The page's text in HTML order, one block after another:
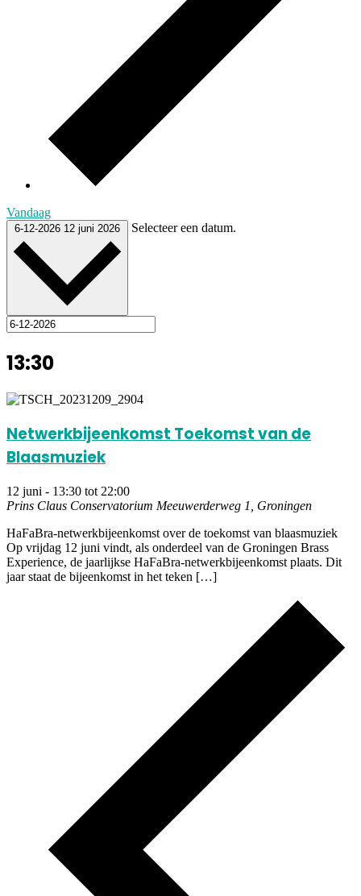
Vandaag
6-12-2026 12 juni 2026 Selecteer een datum.
13:30
Netwerkbijeenkomst Toekomst van de
Blaasmuziek
12 juni - 13:30 tot 22:00
Prins Claus Conservatorium Meeuwerderweg 1, Groningen
HaFaBra-netwerkbijeenkomst over de toekomst van blaasmuziek
Op vrijdag 12 juni vindt, als onderdeel van de Groningen Brass
Experience, de jaarlijkse HaFaBra-netwerkbijeenkomst plaats. Dit
jaar staat de bijeenkomst in het teken […]